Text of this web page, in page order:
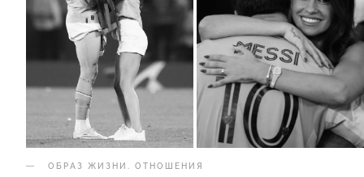
ОБРАЗ ЖИЗНИ ОТНОШЕНИЯ